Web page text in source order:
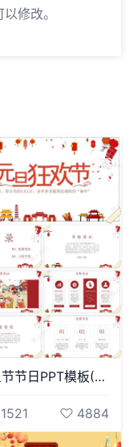
修改。
元旦节节日PPT模板(124)
4884